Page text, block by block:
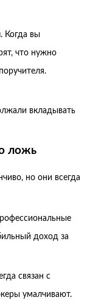
. Когда вы
что нужно
вкладывать
ложь
но они всегда
доход за
связан с
умалчивают.